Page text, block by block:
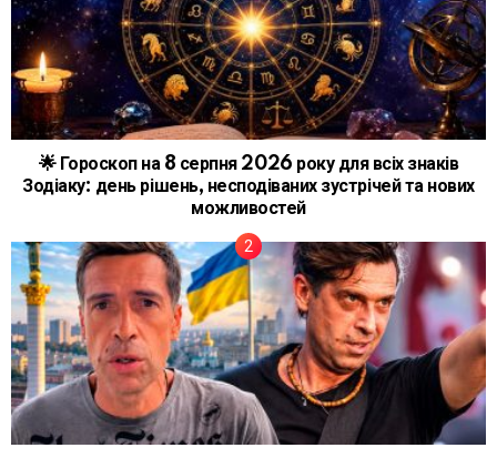
🌟 Гороскоп на 8 серпня 2026 року для всіх знаків
Зодіаку: день рішень, несподіваних зустрічей та нових
можливостей